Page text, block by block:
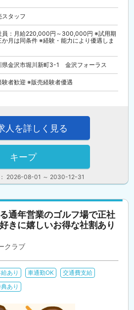
スタッフ
員：月給220,000円～300,000円 ※試用期
か月は同条件 ※経験・能力により優遇しま
県金沢市堀川新町3-1 金沢フォーラス
験者歓迎 ※販売経験者優遇
2026-08-01 ～ 2030-12-31
人を詳しく見る
キープ
通年営業のゴルフ場で正社
きに嬉しいお得な社割あり
クラブ
あり 車通勤OK
交通費支給
あり